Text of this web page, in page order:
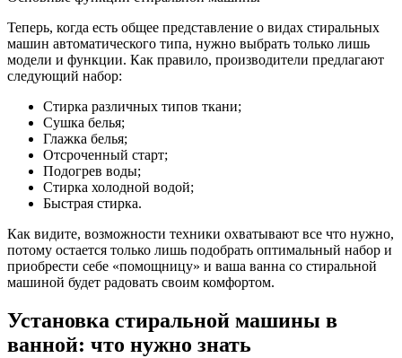
Теперь, когда есть общее представление о видах стиральных
машин автоматического типа, нужно выбрать только лишь
модели и функции. Как правило, производители предлагают
следующий набор:
Стирка различных типов ткани;
Сушка белья;
Глажка белья;
Отсроченный старт;
Подогрев воды;
Стирка холодной водой;
Быстрая стирка.
Как видите, возможности техники охватывают все что нужно,
потому остается только лишь подобрать оптимальный набор и
приобрести себе «помощницу» и ваша ванна со стиральной
машиной будет радовать своим комфортом.
Установка стиральной машины в
ванной: что нужно знать